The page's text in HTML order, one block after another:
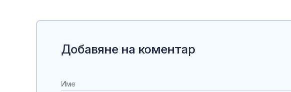
Добавяне на коментар